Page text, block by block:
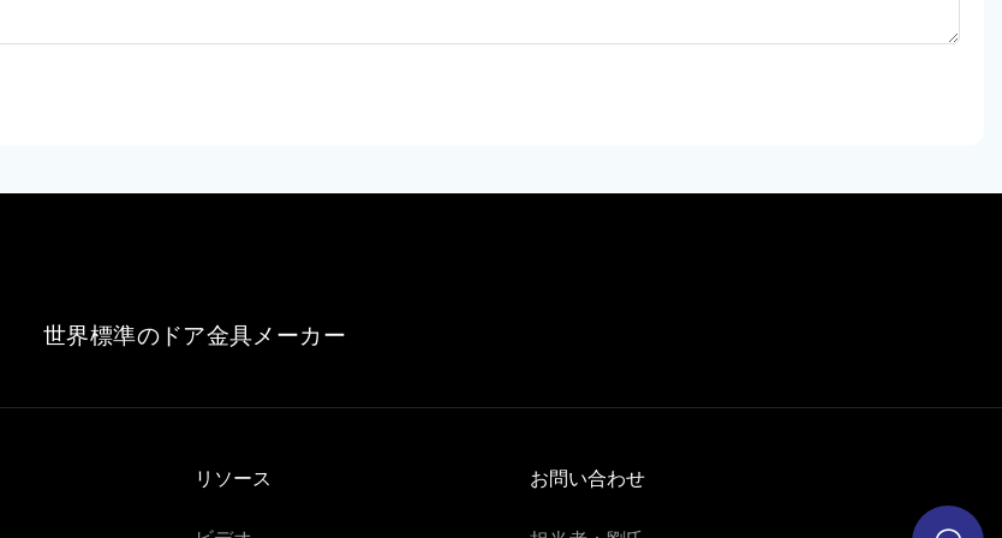
世界標準のドア金具メーカー
リソース お問い合わせ